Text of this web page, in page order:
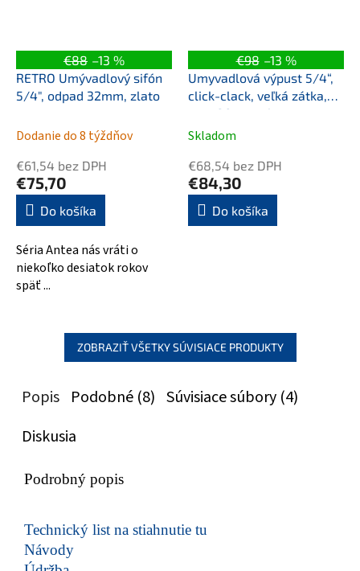
€88 –13 %
RETRO Umývadlový sifón
5/4", odpad 32mm, zlato
Dodanie do 8 týždňov
€61,54 bez DPH
€75,70
Do košíka
Séria Antea nás vráti o
niekoľko desiatok rokov
späť ...
€98 –13 %
Umyvadlová výpust 5/4“,
click-clack, veľká zátka,
max 80mm, zlato
Skladom
€68,54 bez DPH
€84,30
Do košíka
ZOBRAZIŤ VŠETKY SÚVISIACE PRODUKTY
Popis Podobné (8) Súvisiace súbory (4)
Diskusia
Podrobný popis
Technický list na stiahnutie tu
Návody